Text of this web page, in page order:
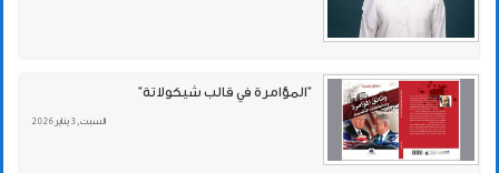
"المؤامرة في قالب شيكولاتة"
السبت , 3 يناير 2026